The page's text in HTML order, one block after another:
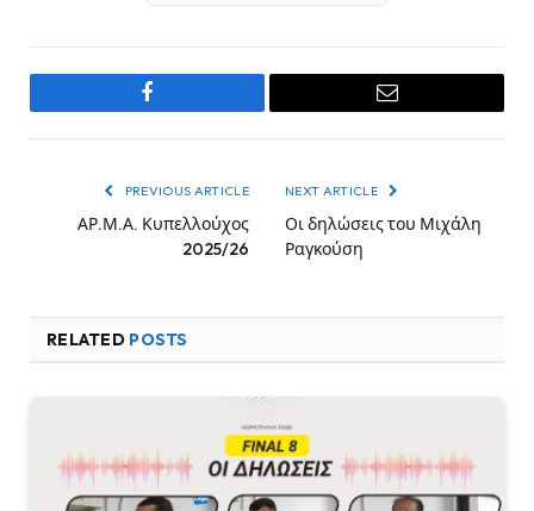
Facebook Email
PREVIOUS ARTICLE
ΑΡ.Μ.Α. Κυπελλούχος
2025/26
NEXT ARTICLE
Οι δηλώσεις του Μιχάλη
Ραγκούση
RELATED POSTS